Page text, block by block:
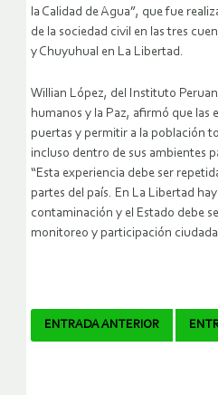
la Calidad de Agua”, que fue
de la sociedad civil en las tres
y Chuyuhual en La Libertad.
Willian López, del Instituto
humanos y la Paz, afirmó que las
puertas y permitir a la población
incluso dentro de sus ambientes
“Esta experiencia debe ser
partes del país. En La Libertad
contaminación y el Estado debe
monitoreo y participación
Navegador
ENTRADA ANTERIOR